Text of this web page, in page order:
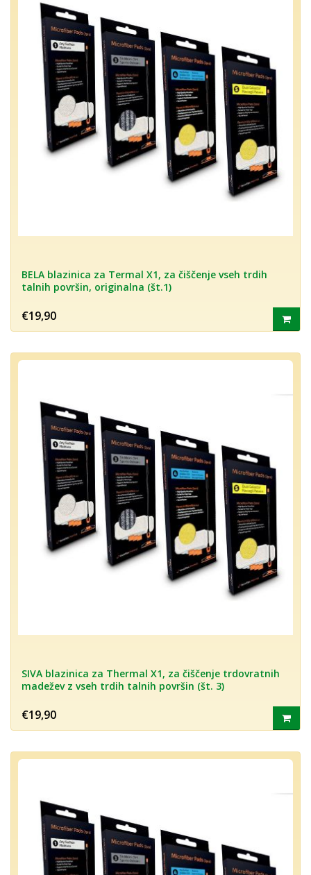
BELA blazinica za Termal X1, za čiščenje vseh trdih
talnih površin, originalna (št.1)
€19,90
SIVA blazinica za Thermal X1, za čiščenje trdovratnih
madežev z vseh trdih talnih površin (št. 3)
€19,90